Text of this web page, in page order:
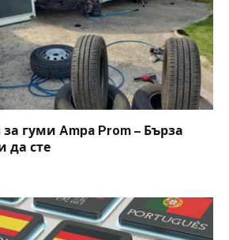
гуми Ampa Prom – Бърза
да сте